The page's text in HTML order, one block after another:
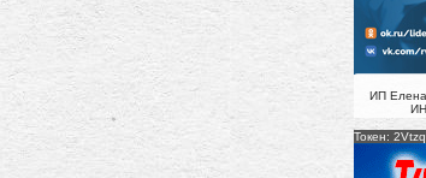
ИП Елена
Токен: